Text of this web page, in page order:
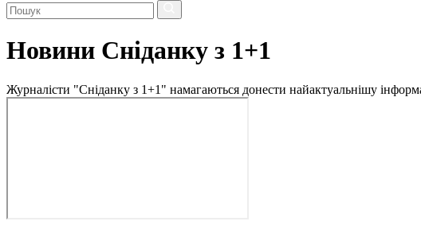
Новини Сніданку з 1+1
Журналісти "Сніданку з 1+1" намагаються донести найактуальнішу